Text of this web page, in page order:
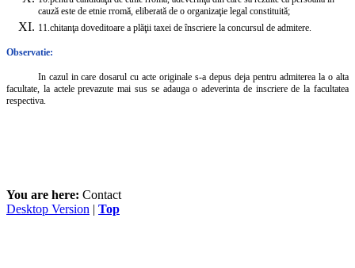
cauză este de etnie rromă, eliberată de o organizaţie legal constituită;
11. chitanţa doveditoare a plăţii taxei de înscriere la concursul de admitere.
Observatie:
In cazul in care dosarul cu acte originale s-a depus deja pentru admiterea la o alta
facultate, la actele prevazute mai sus se adauga o adeverinta de inscriere de la facultatea
respectiva.
You are here: Contact
Desktop Version | Top